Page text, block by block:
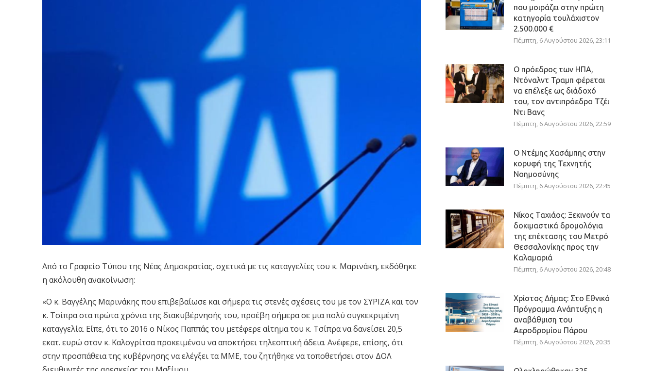
Από το Γραφείο Τύπου της Νέας Δημοκρατίας, σχετικά με τις καταγγελίες του κ. Μαρινάκη, εκδόθηκε
η ακόλουθη ανακοίνωση:
«Ο κ. Βαγγέλης Μαρινάκης που επιβεβαίωσε και σήμερα τις στενές σχέσεις του με τον ΣΥΡΙΖΑ και τον
κ. Τσίπρα στα πρώτα χρόνια της διακυβέρνησής του, προέβη σήμερα σε μια πολύ συγκεκριμένη
καταγγελία. Είπε, ότι το 2016 ο Νίκος Παππάς του μετέφερε αίτημα του κ. Τσίπρα να δανείσει 20,5
εκατ. ευρώ στον κ. Καλογρίτσα προκειμένου να αποκτήσει τηλεοπτική άδεια. Ανέφερε, επίσης, ότι
στην προσπάθεια της κυβέρνησης να ελέγξει τα ΜΜΕ, του ζητήθηκε να τοποθετήσει στον ΔΟΛ
που μοιράζει στην πρώτη
κατηγορία τουλάχιστον
2.500.000 €
Πέμπτη, 6 Αυγούστου 2026, 23:11
Ο πρόεδρος των ΗΠΑ,
Ντόναλντ Τραμπ φέρεται
να επέλεξε ως διάδοχό
του, τον αντιπρόεδρο Τζέι
Ντι Βανς
Πέμπτη, 6 Αυγούστου 2026, 22:59
Ο Ντέμης Χασάμπης στην
κορυφή της Τεχνητής
Νοημοσύνης
Πέμπτη, 6 Αυγούστου 2026, 22:45
Νίκος Ταχιάος: Ξεκινούν τα
δοκιμαστικά δρομολόγια
της επέκτασης του Μετρό
Θεσσαλονίκης προς την
Καλαμαριά
Πέμπτη, 6 Αυγούστου 2026, 20:48
Χρίστος Δήμας: Στο Εθνικό
Πρόγραμμα Ανάπτυξης η
αναβάθμιση του
Αεροδρομίου Πάρου
Πέμπτη, 6 Αυγούστου 2026, 20:35